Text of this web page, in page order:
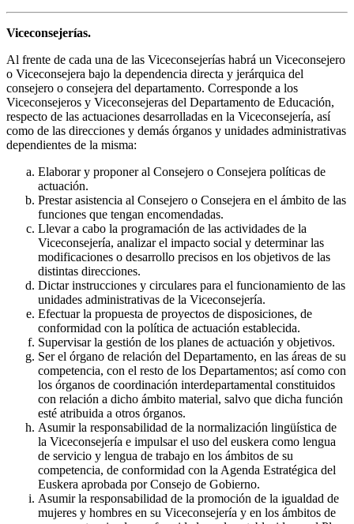
Viceconsejerías.
Al frente de cada una de las Viceconsejerías habrá un Viceconsejero
o Viceconsejera bajo la dependencia directa y jerárquica del
consejero o consejera del departamento. Corresponde a los
Viceconsejeros y Viceconsejeras del Departamento de Educación,
respecto de las actuaciones desarrolladas en la Viceconsejería, así
como de las direcciones y demás órganos y unidades administrativas
dependientes de la misma:
Elaborar y proponer al Consejero o Consejera políticas de
actuación.
Prestar asistencia al Consejero o Consejera en el ámbito de las
funciones que tengan encomendadas.
Llevar a cabo la programación de las actividades de la
Viceconsejería, analizar el impacto social y determinar las
modificaciones o desarrollo precisos en los objetivos de las
distintas direcciones.
Dictar instrucciones y circulares para el funcionamiento de las
unidades administrativas de la Viceconsejería.
Efectuar la propuesta de proyectos de disposiciones, de
conformidad con la política de actuación establecida.
Supervisar la gestión de los planes de actuación y objetivos.
Ser el órgano de relación del Departamento, en las áreas de su
competencia, con el resto de los Departamentos; así como con
los órganos de coordinación interdepartamental constituidos
con relación a dicho ámbito material, salvo que dicha función
esté atribuida a otros órganos.
Asumir la responsabilidad de la normalización lingüística de
la Viceconsejería e impulsar el uso del euskera como lengua
de servicio y lengua de trabajo en los ámbitos de su
competencia, de conformidad con la Agenda Estratégica del
Euskera aprobada por Consejo de Gobierno.
Asumir la responsabilidad de la promoción de la igualdad de
mujeres y hombres en su Viceconsejería y en los ámbitos de